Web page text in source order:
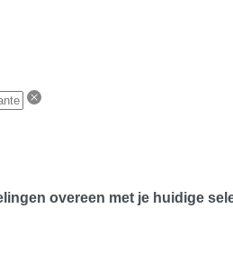
overeen met je huidige